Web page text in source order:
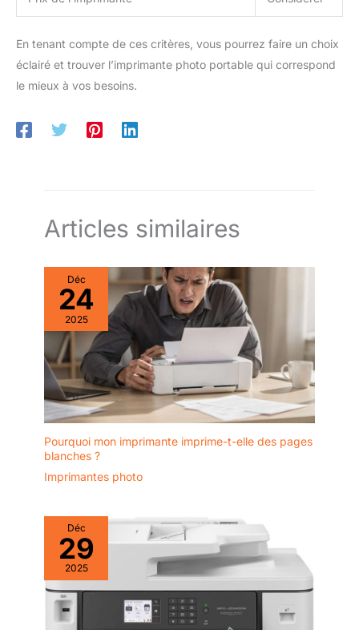
En tenant compte de ces critères, vous pourrez faire un choix
éclairé et trouver l’imprimante photo portable qui correspond
le mieux à vos besoins.
Articles similaires
Déc
24
2025
Pourquoi mon imprimante imprime-t-elle des pages
blanches ?
Imprimantes photo
Déc
29
2025